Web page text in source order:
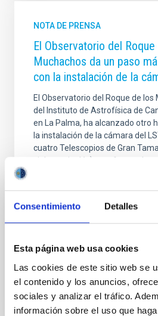
Consentimiento Detalles
Esta página web usa cookies
Las cookies de este sitio web se
el contenido y los anuncios,
sociales y analizar el tráfico.
información sobre el uso que
NOTA DE PRENSA
El Observatorio del
Muchachos da un paso
con la instalación de la
El Observatorio del Roque de los
del Instituto de Astrofísica de
en La Palma, ha alcanzado otro
la instalación de la cámara del
cuatro Telescopios de Gran
siglas en inglés), que formarán
telescopio y marca su transición
en servicio. Tras una completa